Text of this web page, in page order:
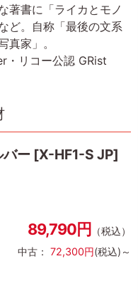
著書に「ライカとモノ
ど。自称「最後の文系
真家」。
・リコー公認 GRist
バー [X-HF1-S JP]
89,790円
（税込）
中古： 72,300円(税込)～